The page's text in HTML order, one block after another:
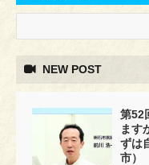
NEW POST
第52
ます
ずは
市）